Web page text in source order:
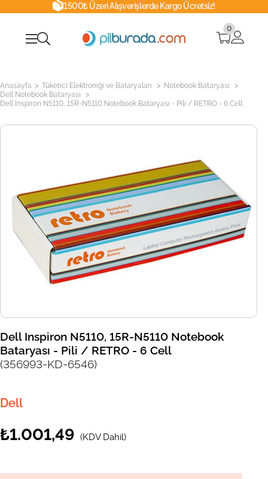
1500₺ Üzeri Alışverişlerde Kargo Ücretsiz!
0
Anasayfa > Tüketici Elektroniği ve Bataryaları > Notebook Bataryası >
Dell Notebook Bataryası >
Dell Inspiron N5110, 15R-N5110 Notebook Bataryası - Pili / RETRO - 6 Cell
Dell Inspiron N5110, 15R-N5110 Notebook
Bataryası - Pili / RETRO - 6 Cell
(356993-KD-6546)
Dell
₺1.001,49 (KDV Dahil)